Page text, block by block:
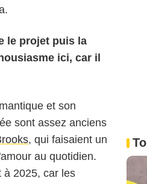
le projet puis la
ici, car il
et son
sont assez anciens
, qui faisaient un
au quotidien.
à 2025, car les